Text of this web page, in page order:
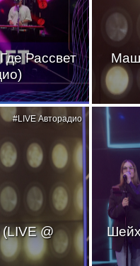
Рассвет
@
#LIVE Авторадио